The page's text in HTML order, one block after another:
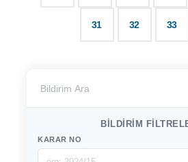
BILDIRIM
KARAR NO
31 32 33